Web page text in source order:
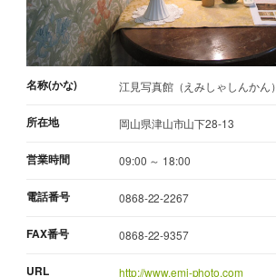
名称(かな) 江見写真館（えみしゃしんかん）
所在地 岡山県津山市山下28-13
営業時間 09:00 ～ 18:00
電話番号 0868-22-2267
FAX番号 0868-22-9357
URL http://www.emi-photo.com